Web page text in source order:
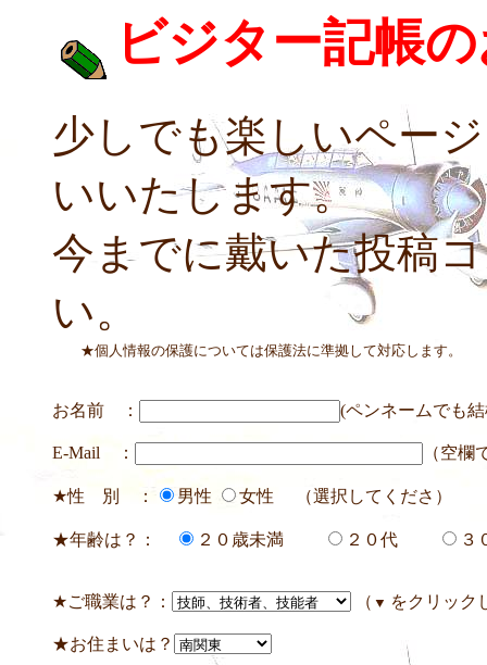
ビジター記帳
少しでも楽しいペー
いいたします。
今までに戴いた投稿
い。
★個人情報の保護については保護法に準拠して対応します。
お名前 ： (ペンネームでも
E-Mail ： （空欄
★性 別 ： 男性 女性 （選択してくださ）
★年齢は？： ２０歳未満 ２０代
★ご職業は？： （ ▼ をクリック
★お住まいは？